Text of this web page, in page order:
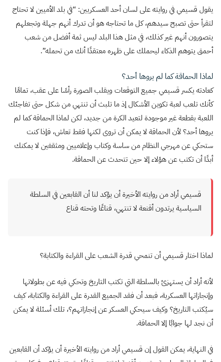
يقول قسيمي في روايته على لسان أحد العسكريين: “في بلد الأميين لا تحتاج
لتقرأ حتى تصبح سيدهم، كل ما تحتاجه هو أن تدرك أنهم جهلة وتجعلهم
يتصورون أنهم غير كذلك، في مثل هذا البلد ليس ثمة أفضل من شعب
أحمق يتوهم الذكاء ليحملك على ظهره معتقدًا أنك من تحمله”.
لماذا الحماقة كما لم يروها أحد؟
كعادته يكسر قسيمي جميع التوقعات ويقلب الصورة رأسًا على عقب، تمامًا
كأنك تلعب لعبة تكوين الأشكال إذ ما تلبث أن تنتهي من شكل حتى تفاجئك
اللعبة بقطعة غير موجودة لتعيد الكرة من جديد، لكن لماذا الحماقة كما لم
يروها أحد؟ لأن الحماقة لا يمكن أن تروى لكنها فقط تعاش، فإذا كنت
ستحكي عن مهرجي النظام من ساسة وكتاب وإعلاميين ومثقفين لا يمكنك
أبدًا أن تكتب عن هؤلاء إلا حين تتحدث عن الحماقة.
قسيمي أراد من روايته الأخيرة أن يؤكد لنا أن القابعين في السلطة
السياسية يرتدون أقنعة لا تنتهي، قناعًا وتحته قناع
لماذا اختار قسيمي أن تنمحي قدرة الشعب على القراءة والكتابة؟
لأنه أراد أن يستهزئ بالسلطة التي تكتب التاريخ وتحكي فيه عن بطولاتها
وإنجازاتها العسكرية، فبعد أن فقد الجميع القدرة على القراءة والكتابة، كيف
سيُكتب التاريخ؟ وكيف سيحكي العسكر عن إنجازاتهم؟، تلك أسئلة لا يمكن
أن نجد لها جوابًا إلا الحماقة.
في النهاية، يمكن القول إن قسيمي أراد من روايته الأخيرة أن يؤكد أن القابعين